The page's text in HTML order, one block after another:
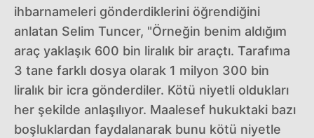
ihbarnameleri gönderdiklerini öğrendiğini
anlatan Selim Tuncer, "Örneğin benim aldığım
araç yaklaşık 600 bin liralık bir araçtı. Tarafıma
3 tane farklı dosya olarak 1 milyon 300 bin
liralık bir icra gönderdiler. Kötü niyetli oldukları
her şekilde anlaşılıyor. Maalesef hukuktaki bazı
boşluklardan faydalanarak bunu kötü niyetle